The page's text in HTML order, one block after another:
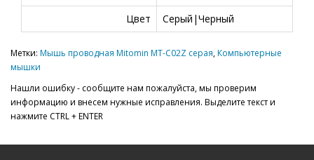
Цвет
Серый|Черный
Метки: Мышь проводная Mitomin MT-C02Z серая,Компьютерные
мышки
Нашли ошибку - сообщите нам пожалуйста, мы проверим
информацию и внесем нужные исправления. Выделите текст и
нажмите CTRL + ENTER